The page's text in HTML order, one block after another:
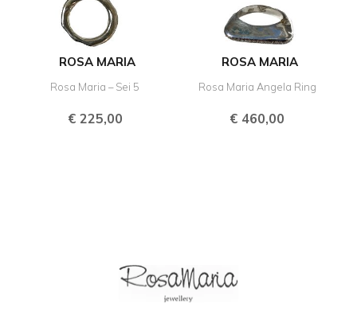
ROSA MARIA
Rosa Maria – Sei 5
€225,00
ROSA MARIA
Rosa Maria Angela Ring
€ 460,00